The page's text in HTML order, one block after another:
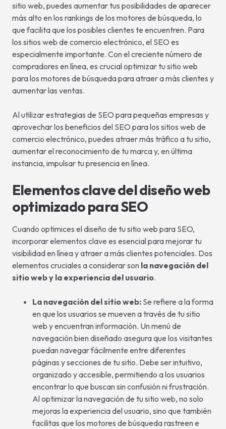
sitio web, puedes aumentar tus posibilidades de aparecer
más alto en los rankings de los motores de búsqueda, lo
que facilita que los posibles clientes te encuentren. Para
los sitios web de comercio electrónico, el SEO es
especialmente importante. Con el creciente número de
compradores en línea, es crucial optimizar tu sitio web
para los motores de búsqueda para atraer a más clientes y
aumentar las ventas.
Al utilizar estrategias de SEO para pequeñas empresas y
aprovechar los beneficios del SEO para los sitios web de
comercio electrónico, puedes atraer más tráfico a tu sitio,
aumentar el reconocimiento de tu marca y, en última
instancia, impulsar tu presencia en línea.
Elementos clave del diseño web
optimizado para SEO
Cuando optimices el diseño de tu sitio web para SEO,
incorporar elementos clave es esencial para mejorar tu
visibilidad en línea y atraer a más clientes potenciales. Dos
elementos cruciales a considerar son la navegación del
sitio web y la experiencia del usuario.
La navegación del sitio web: Se refiere a la forma
en que los usuarios se mueven a través de tu sitio
web y encuentran información. Un menú de
navegación bien diseñado asegura que los visitantes
puedan navegar fácilmente entre diferentes
páginas y secciones de tu sitio. Debe ser intuitivo,
organizado y accesible, permitiendo a los usuarios
encontrar lo que buscan sin confusión ni frustración.
Al optimizar la navegación de tu sitio web, no solo
mejoras la experiencia del usuario, sino que también
facilitas que los motores de búsqueda rastreen e